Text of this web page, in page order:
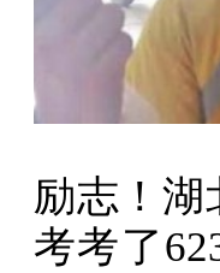
励志！湖
考考了